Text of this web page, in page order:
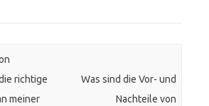
richtige
meiner
Was sind die Vor- und
Nachteile von